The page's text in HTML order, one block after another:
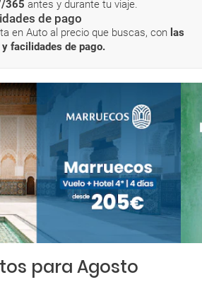
365 antes y durante tu viaje.
de pago
en Auto al precio que buscas, con las
facilidades de pago.
para Agosto